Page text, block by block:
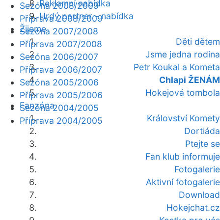
Reklamní nabídka
Hrdý partner - nabídka
Žijeme
Děti dětem
Jsme jedna rodina
Petr Koukal a Kometa
Chlapi ŽENÁM
Hokejová tombola
Fanzóna
Království Komety
Dortiáda
Ptejte se
Fan klub informuje
Fotogalerie
Aktivní fotogalerie
Download
Hokejchat.cz
Sezóna 2008/2009
Příprava 2008/2009
Sezóna 2007/2008
Příprava 2007/2008
Sezóna 2006/2007
Příprava 2006/2007
Sezóna 2005/2006
Příprava 2005/2006
Sezóna 2004/2005
Příprava 2004/2005